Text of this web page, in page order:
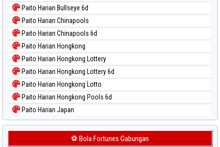
Paito Harian Bullseye 6d
Paito Harian Chinapools
Paito Harian Chinapools 6d
Paito Harian Hongkong
Paito Harian Hongkong Lottery
Paito Harian Hongkong Lottery 6d
Paito Harian Hongkong Lotto
Paito Harian Hongkong Pools 6d
Paito Harian Japan
Paito Harian Japan 6d
Paito Harian Korea⚽ Bola Fortunes Gabungan